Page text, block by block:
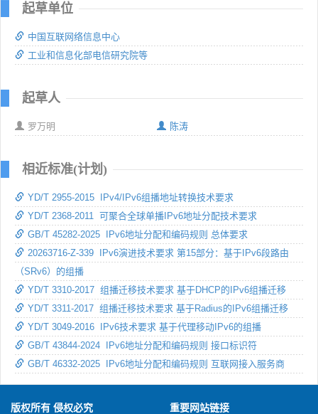
起草单位
中国互联网络信息中心
工业和信息化部电信研究院等
起草人
罗万明 陈涛
相近标准(计划)
YD/T 2955-2015 IPv4/IPv6组播地址转换技术要求
YD/T 2368-2011 可聚合全球单播IPv6地址分配技术要求
GB/T 45282-2025 IPv6地址分配和编码规则 总体要求
20263716-Z-339 IPv6演进技术要求 第15部分：基于IPv6段路由
（SRv6）的组播
YD/T 3310-2017 组播迁移技术要求 基于DHCP的IPv6组播迁移
YD/T 3311-2017 组播迁移技术要求 基于Radius的IPv6组播迁移
YD/T 3049-2016 IPv6技术要求 基于代理移动IPv6的组播
GB/T 43844-2024 IPv6地址分配和编码规则 接口标识符
GB/T 46332-2025 IPv6地址分配和编码规则 互联网接入服务商
版权所有 侵权必究 重要网站链接